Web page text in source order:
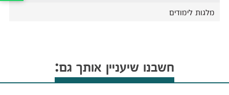
מלגות לימודים
חשבנו שיעניין אותך גם: